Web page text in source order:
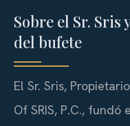
Sobre el Sr. Sris
del bufete
El Sr. Sris,
Of SRIS, P.C., fundó